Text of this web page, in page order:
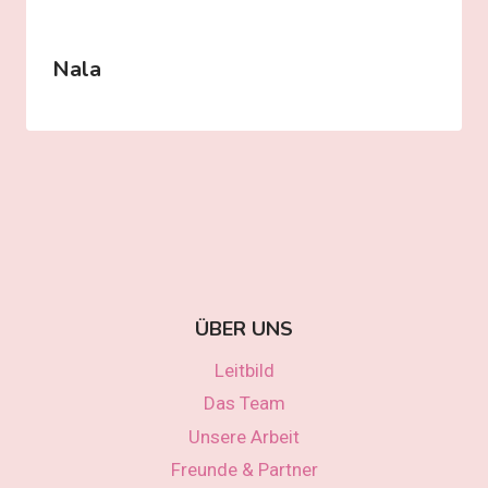
Nala
ÜBER UNS
Leitbild
Das Team
Unsere Arbeit
Freunde & Partner